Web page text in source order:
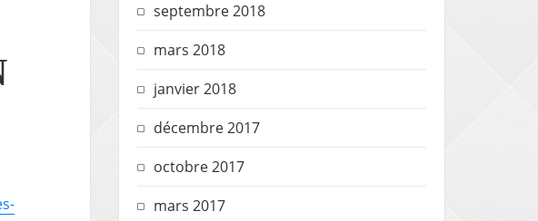
septembre 2018
mars 2018
janvier 2018
décembre 2017
octobre 2017
mars 2017